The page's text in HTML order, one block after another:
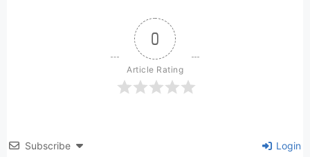
0
Article Rating
Subscribe Login